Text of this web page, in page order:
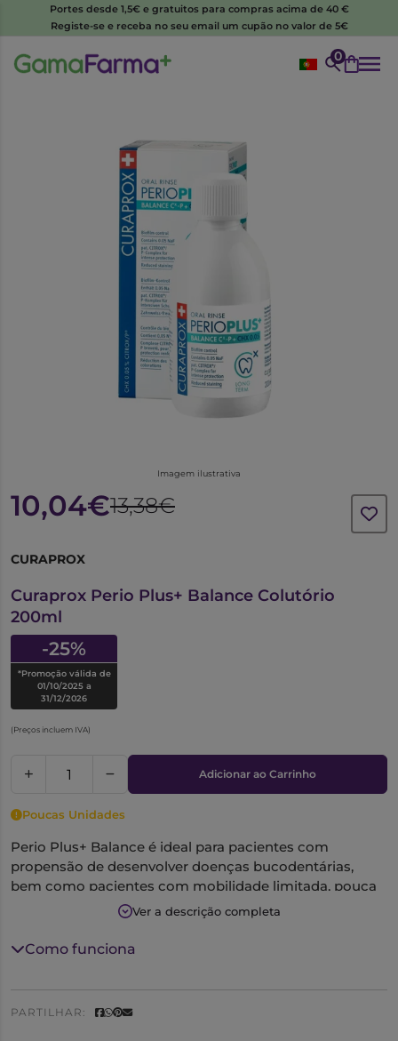
Portes desde 1,5€ e gratuitos para compras acima de 40 €
Registe-se e receba no seu email um cupão no valor de 5€
0
Imagem ilustrativa
10,04€13,38€
CURAPROX
Curaprox Perio Plus+ Balance Colutório
200ml
-25%
*Promoção válida de
01/10/2025 a
31/12/2026
(Preços incluem IVA)
Adicionar ao Carrinho
Poucas Unidades
Perio Plus+ Balance é ideal para pacientes com
propensão de desenvolver doenças bucodentárias,
bem como pacientes com mobilidade limitada, pouca
agilidade ou que tenham sido submetidos a
para uma manutenção prolongada da cavidade oral,
Bocheche com 10 mL não diluídos durante 60
Ver a descrição completa
Como funciona
PARTILHAR: